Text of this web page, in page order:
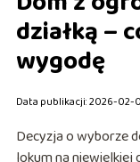
działką –
wygodę
Data publikacji: 2026-02-
Decyzja o wyborze